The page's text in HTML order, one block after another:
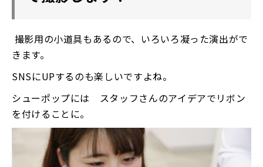
撮影用の小道具もあるので、いろいろ凝った演出がで
きます。
SNSにUPするのも楽しいですよね。
シューポップには スタッフさんのアイデアでリボン
を付けることに。